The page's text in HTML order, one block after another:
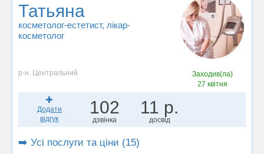
Татьяна
косметолог-естетист, лікар-
косметолог
р-н. Центральний
Заходив(ла)
27 квітня
Додати
відгук
102
дзвінка
11 р.
досвід
➡️ Усі послуги та ціни (15)